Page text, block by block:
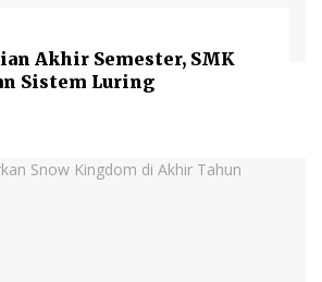
Akhir Semester, SMK
Sistem Luring